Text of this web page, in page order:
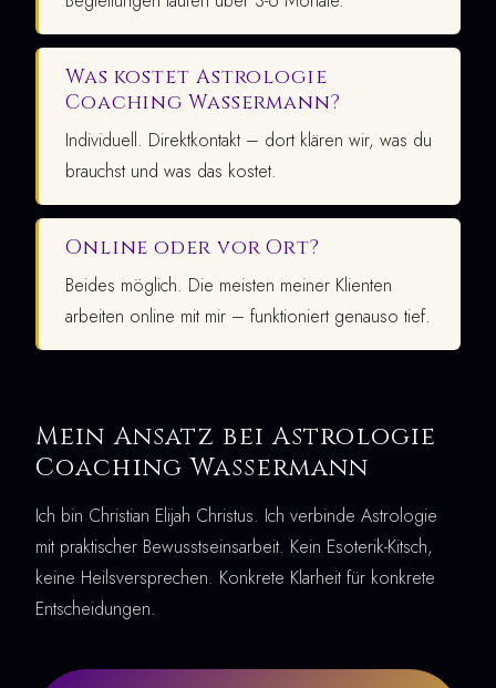
Was kostet Astrologie
Coaching Wassermann?
Individuell. Direktkontakt – dort klären wir, was du
brauchst und was das kostet.
Online oder vor Ort?
Beides möglich. Die meisten meiner Klienten
arbeiten online mit mir – funktioniert genauso tief.
Mein Ansatz bei Astrologie
Coaching Wassermann
Ich bin Christian Elijah Christus. Ich verbinde Astrologie
mit praktischer Bewusstseinsarbeit. Kein Esoterik-Kitsch,
keine Heilsversprechen. Konkrete Klarheit für konkrete
Entscheidungen.